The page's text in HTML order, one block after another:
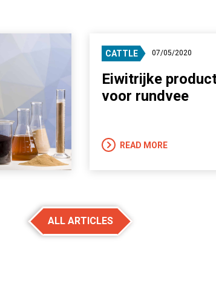
CATTLE 07/05/2020
Eiwitrijke
voor rundvee
READ MORE
ALL ARTICLES